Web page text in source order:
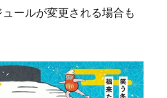
ールが変更される場合も